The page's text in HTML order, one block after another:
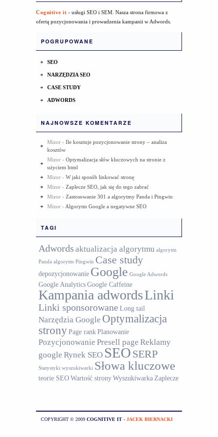
Cognitive it - usługi SEO i SEM. Nasza strona firmowa z
ofertą pozycjonowania i prowadzenia kampanii w Adwords.
POGRUPOWANE
SEO
NARZĘDZIA SEO
CASE STUDY
ADWORDS
NAJNOWSZE KOMENTARZE
Mizor - Ile kosztuje pozycjonowanie strony – analiza
kosztów
Mizor - Optymalizacja słów kluczowych na stronie z
użyciem html
Mizor - W jaki sposób linkować stronę
Mizor - Zaplecze SEO, jak się do tego zabrać
Mizor - Zastosowanie 301 a algorytmy Panda i Pingwin
Mizor - Algorytm Google a negatywne SEO
TAGI
Adwords aktualizacja algorytmu algorytm
Panda algorytm Pingwin Case study
depozycjonowanie Google Google Adwords
Google AnalyticsGoogle Caffeine
Kampania adwordsLinki
Linki sponsorowane Long tail
Narzędzia Google Optymalizacja
stronyPage rankPlanowanie
Pozycjonowanie Presell page Reklamy
google Rynek SEO SEO SERP
Statystyki wyszukiwarki Słowa kluczowe
teorie SEOWartość stronyWyszukiwarka Zaplecze
COPYRIGHT © 2009 COGNITIVE IT - JACEK BIERNACKI